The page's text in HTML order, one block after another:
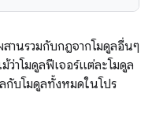
านรวมกับกฎจากโมดูลอื่นๆ
ว่าโมดูลฟีเจอร์แต่ละโมดูล
บโมดูลทั้งหมดในโปร